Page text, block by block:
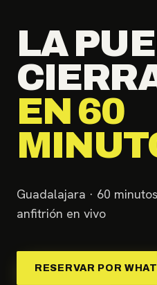
LA
EN 60
Guadalajara · 60
anfitrión en vivo
RESERVAR POR